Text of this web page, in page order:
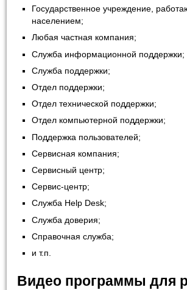
Государственное учреждение,
населением;
Любая частная компания;
Служба информационной поддержки;
Служба поддержки;
Отдел поддержки;
Отдел технической поддержки;
Отдел компьютерной поддержки;
Поддержка пользователей;
Сервисная компания;
Сервисный центр;
Сервис-центр;
Служба Help Desk;
Служба доверия;
Справочная служба;
и т.п.
Видео программы для